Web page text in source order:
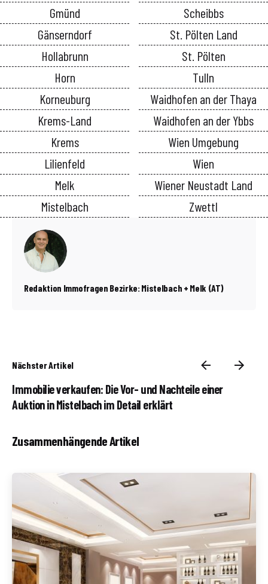
Gmünd
Gänserndorf
Hollabrunn
Horn
Korneuburg
Krems-Land
Krems
Lilienfeld
Melk
Mistelbach
Scheibbs
St. Pölten Land
St. Pölten
Tulln
Waidhofen an der Thaya
Waidhofen an der Ybbs
Wien Umgebung
Wien
Wiener Neustadt Land
Zwettl
Redaktion Immofragen Bezirke: Mistelbach + Melk (AT)
Nächster Artikel
Immobilie verkaufen: Die Vor- und Nachteile einer
Auktion in Mistelbach im Detail erklärt
Zusammenhängende Artikel